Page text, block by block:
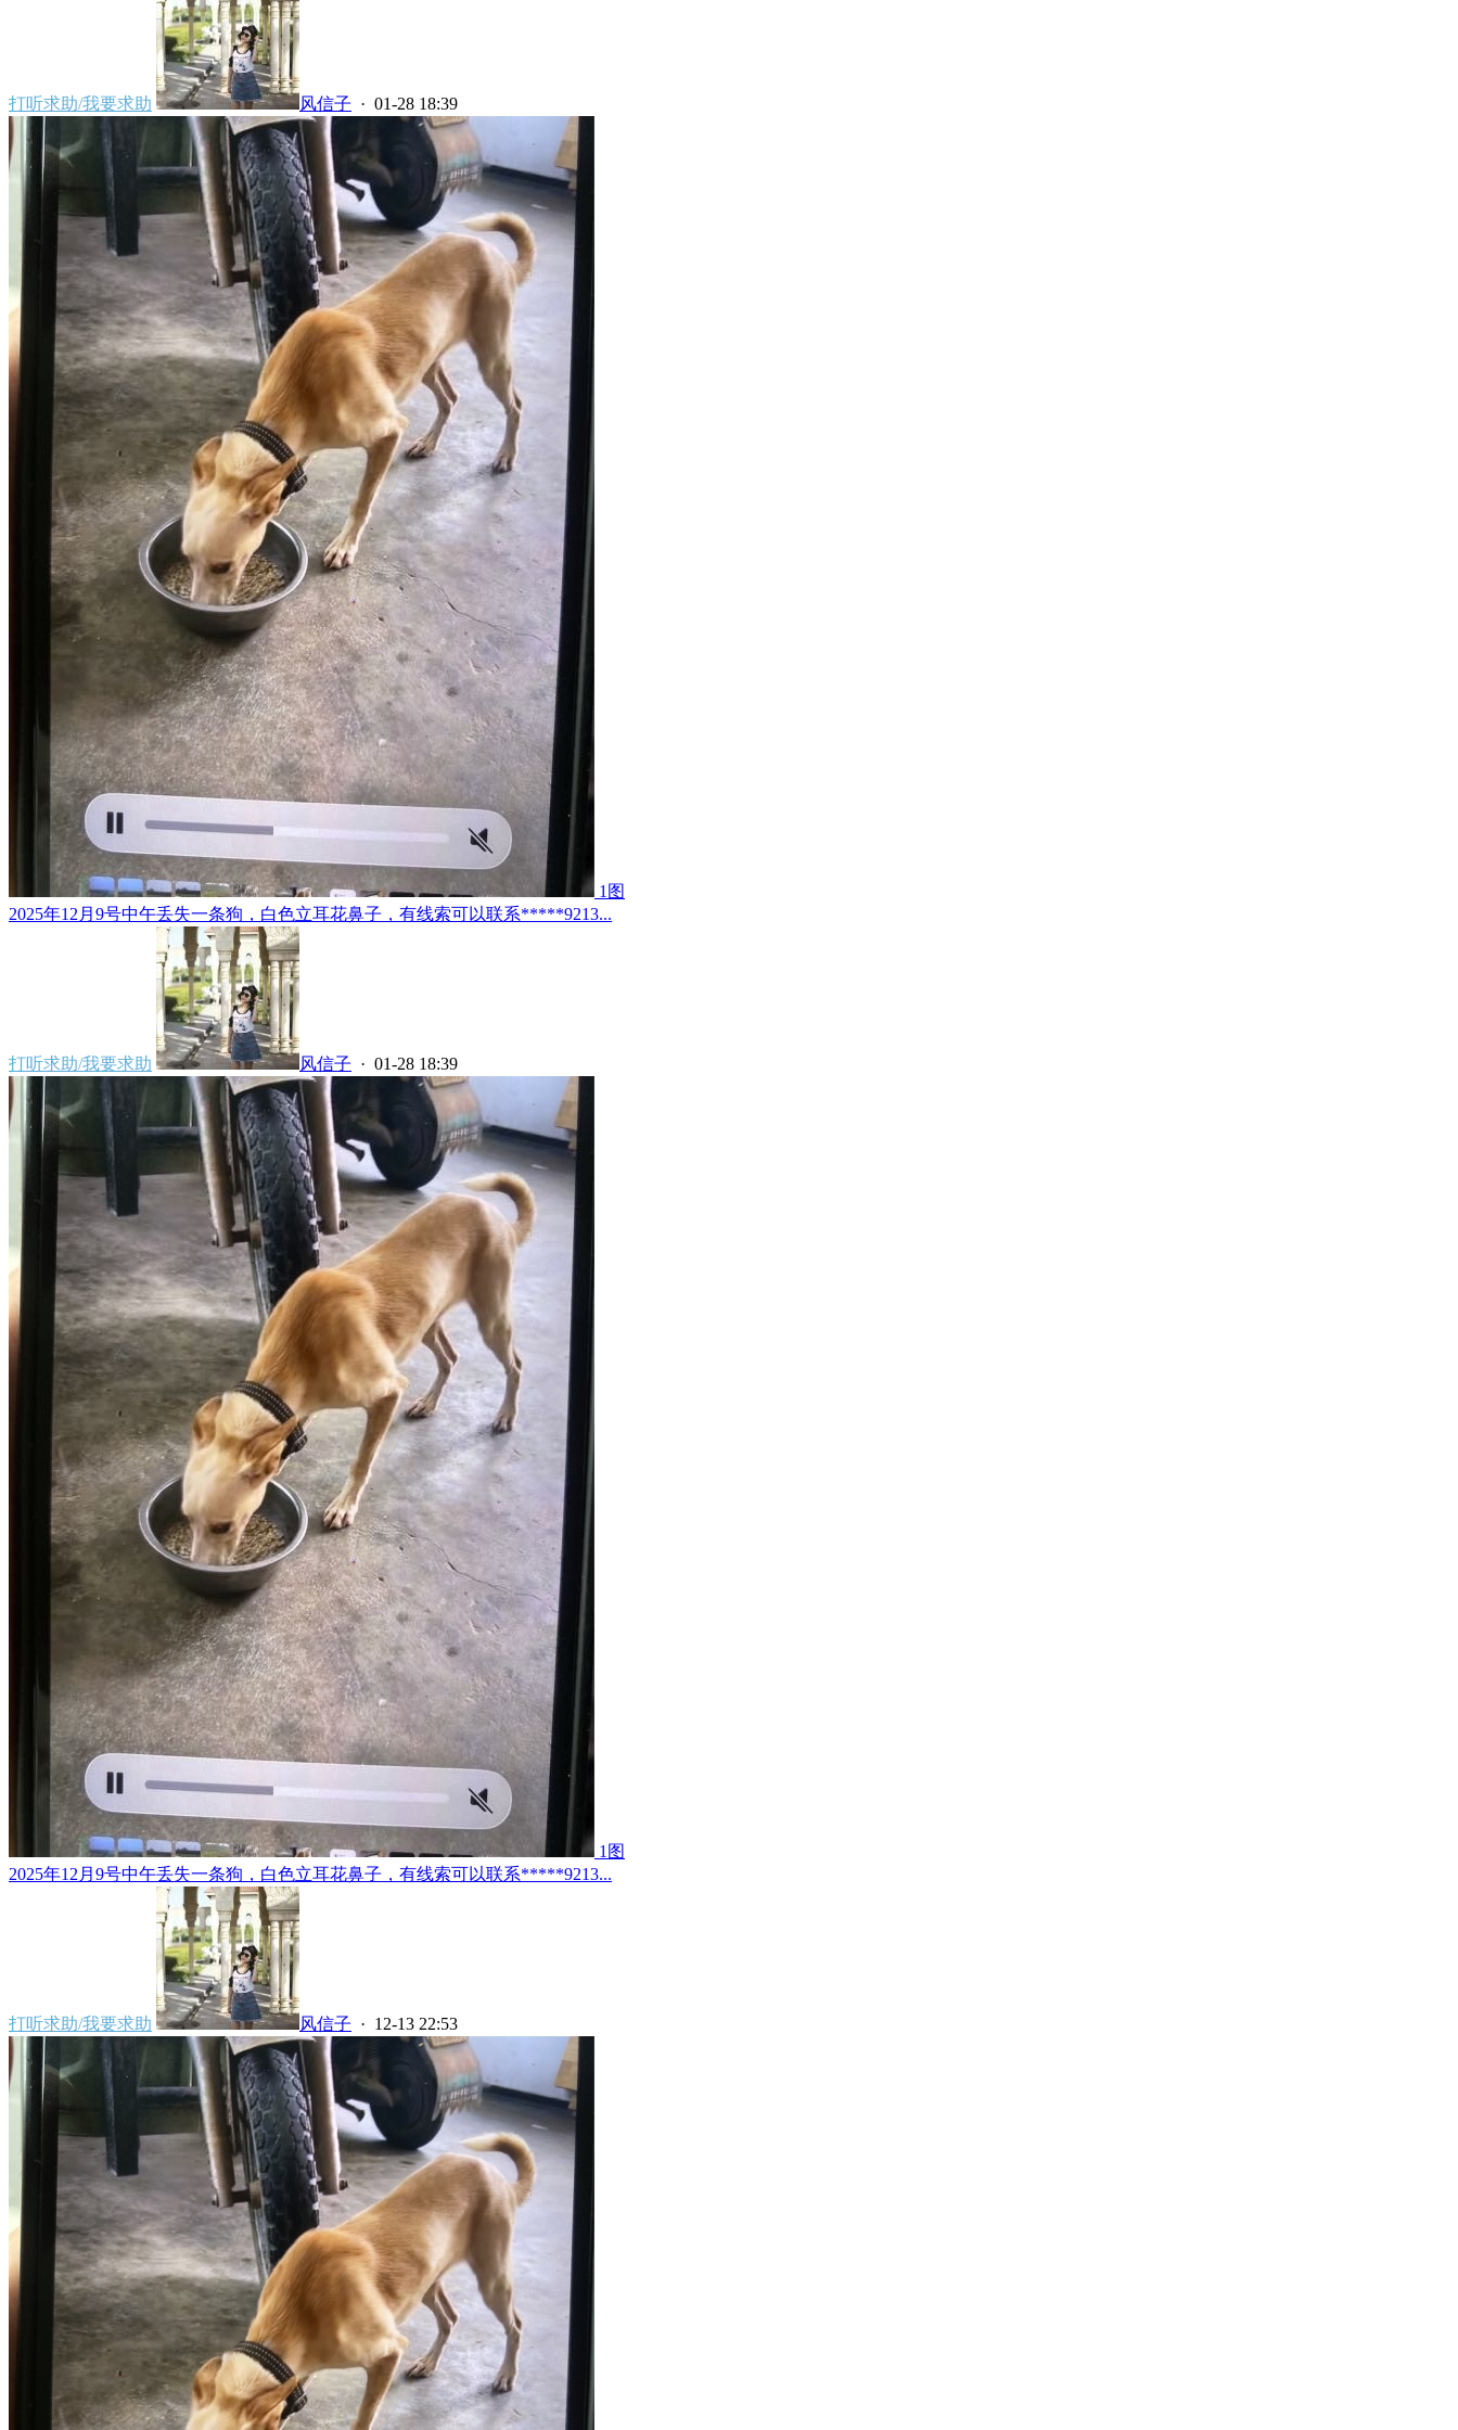
打听求助/我要求助 风信子 · 01-28 18:39
1图
2025年12月9号中午丢失一条狗，白色立耳花鼻子，有线索可以联系*****9213...
打听求助/我要求助 风信子 · 01-28 18:39
1图
2025年12月9号中午丢失一条狗，白色立耳花鼻子，有线索可以联系*****9213...
打听求助/我要求助 风信子 · 12-13 22:53